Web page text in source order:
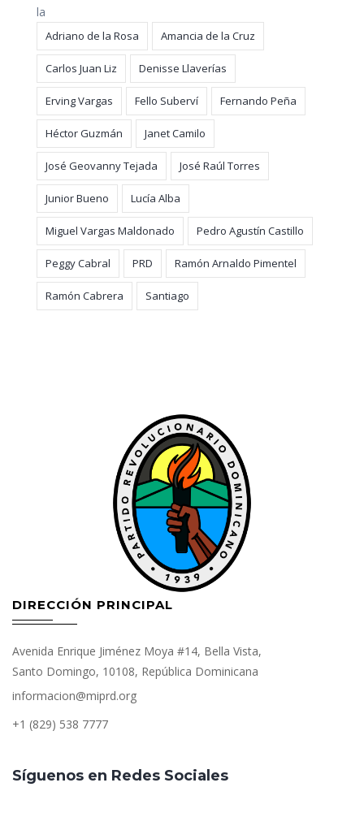
la
Adriano de la Rosa Amancia de la Cruz
Carlos Juan Liz Denisse Llaverías
Erving Vargas Fello Suberví Fernando Peña
Héctor Guzmán Janet Camilo
José Geovanny Tejada José Raúl Torres
Junior Bueno Lucía Alba
Miguel Vargas Maldonado Pedro Agustín Castillo
Peggy Cabral PRD Ramón Arnaldo Pimentel
Ramón Cabrera Santiago
DIRECCIÓN PRINCIPAL
Avenida Enrique Jiménez Moya #14, Bella Vista,
Santo Domingo, 10108, República Dominicana
informacion@miprd.org
+1 (829) 538 7777
Síguenos en Redes Sociales